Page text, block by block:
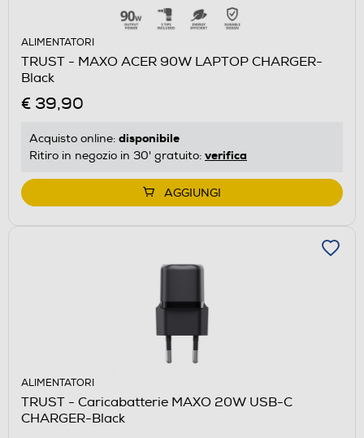
ALIMENTATORI
TRUST - MAXO ACER 90W LAPTOP CHARGER-
Black
€ 39,90
Acquisto online: disponibile
Ritiro in negozio in 30' gratuito: verifica
AGGIUNGI
ALIMENTATORI
TRUST - Caricabatterie MAXO 20W USB-C
CHARGER-Black